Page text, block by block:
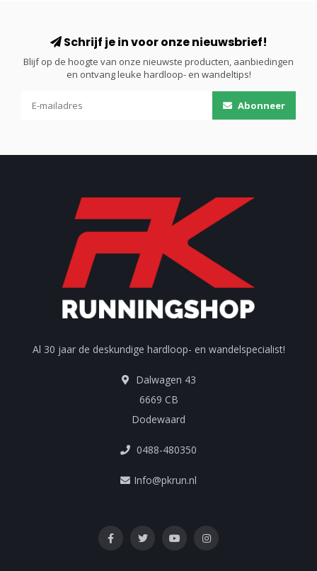
Schrijf je in voor onze nieuwsbrief!
Blijf op de hoogte van onze nieuwste producten, aanbiedingen
en ontvang leuke hardloop- en wandeltips!
Abonneer
Al 30 jaar de deskundige hardloop- en wandelspecialist!
Dalwagen 43
6669 CB
Dodewaard
0488-480350
Info@pkrun.nl